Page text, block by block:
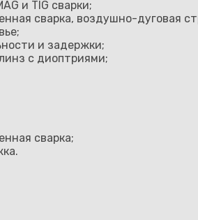
и TIG сварки;
сварка, воздушно-дуговая
и задержки;
с диоптриями;
сварка;